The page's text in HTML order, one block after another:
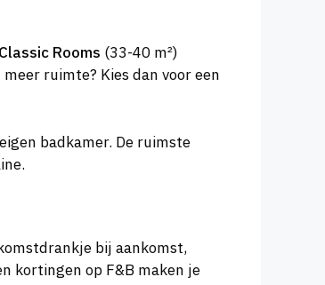
Classic Rooms (33-40 m²)
ruimte? Kies dan voor een
badkamer. De ruimste
bij aankomst,
kortingen op F&B maken je